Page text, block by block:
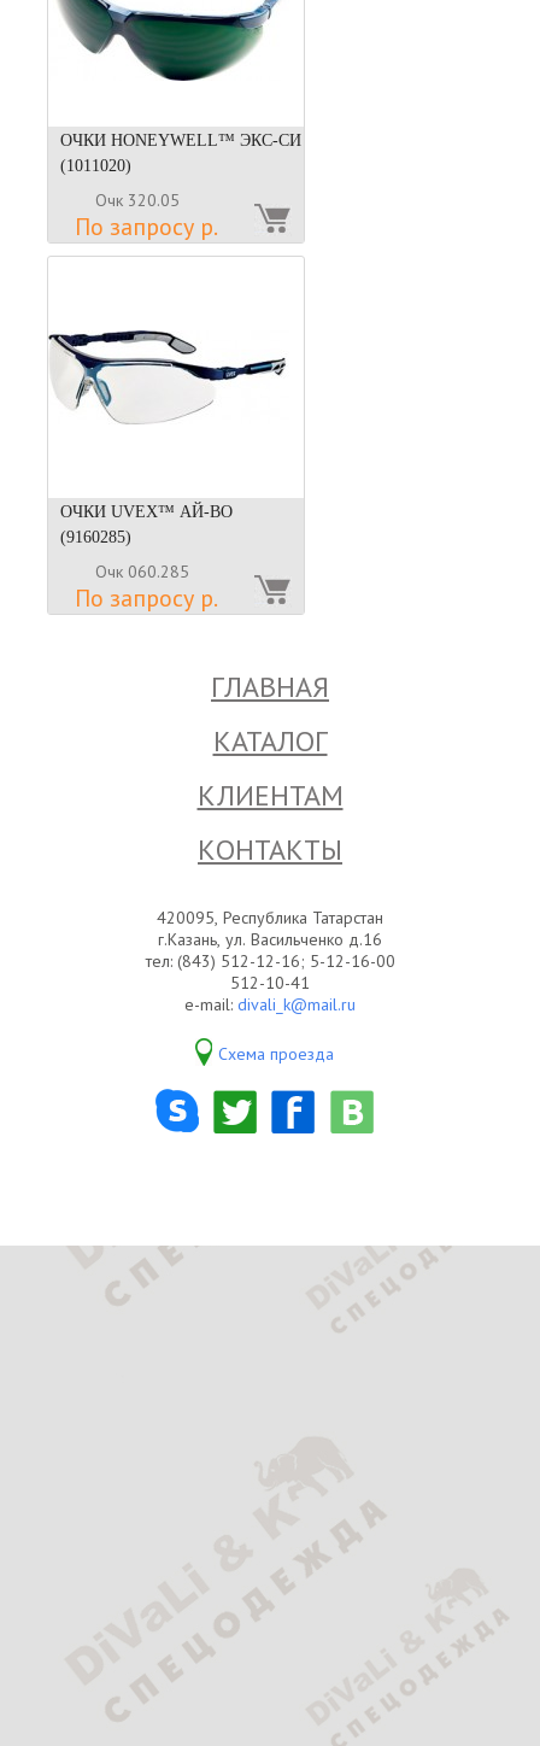
ОЧКИ HONEYWELL™ ЭКС-СИ
(1011020)
Очк 320.05
По запросу р.
ОЧКИ UVEX™ АЙ-ВО
(9160285)
Очк 060.285
По запросу р.
ГЛАВНАЯ
КАТАЛОГ
КЛИЕНТАМ
КОНТАКТЫ
420095, Республика Татарстан
г.Казань, ул. Васильченко д.16
тел: (843) 512-12-16; 5-12-16-00
512-10-41
e-mail: divali_k@mail.ru
Схема проезда